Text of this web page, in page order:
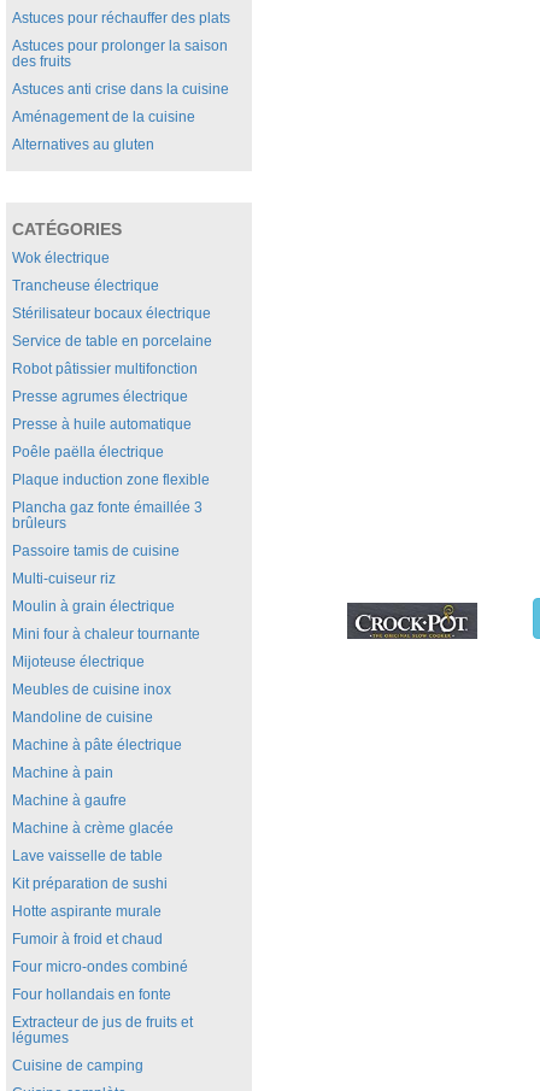
Astuces pour réchauffer des plats
Astuces pour prolonger la saison
des fruits
Astuces anti crise dans la cuisine
Aménagement de la cuisine
Alternatives au gluten
CATÉGORIES
Wok électrique
Trancheuse électrique
Stérilisateur bocaux électrique
Service de table en porcelaine
Robot pâtissier multifonction
Presse agrumes électrique
Presse à huile automatique
Poêle paëlla électrique
Plaque induction zone flexible
Plancha gaz fonte émaillée 3
brûleurs
Passoire tamis de cuisine
Multi-cuiseur riz
Moulin à grain électrique
Mini four à chaleur tournante
Mijoteuse électrique
Meubles de cuisine inox
Mandoline de cuisine
Machine à pâte électrique
Machine à pain
Machine à gaufre
Machine à crème glacée
Lave vaisselle de table
Kit préparation de sushi
Hotte aspirante murale
Fumoir à froid et chaud
Four micro-ondes combiné
Four hollandais en fonte
Extracteur de jus de fruits et
légumes
Cuisine de camping